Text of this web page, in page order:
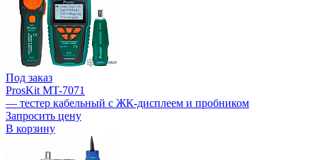
Под заказ
ProsKit MT-7071
— тестер кабельный с ЖК-дисплеем и пробником
Запросить цену
В корзину